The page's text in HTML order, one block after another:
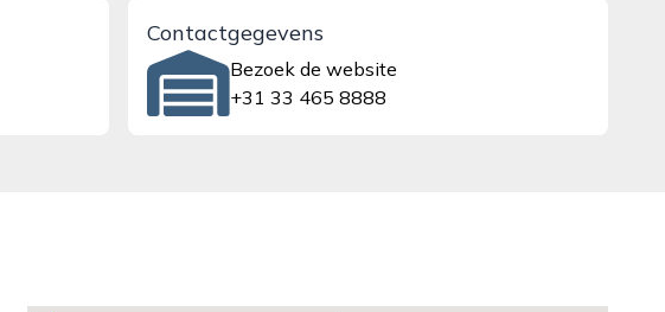
Contactgegevens
Bezoek de website
+31 33 465 8888